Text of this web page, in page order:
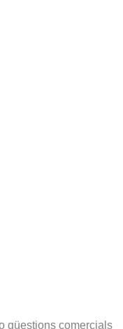
qüestions comercials